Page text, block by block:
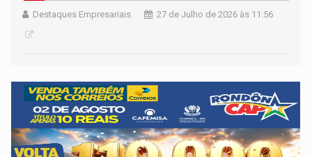
Destaques Empresariais 27 de Julho de 2026 às 11:56